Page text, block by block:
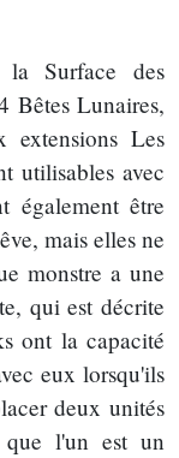
la Surface des
Bêtes Lunaires,
Les
utilisables avec
également être
mais elles ne
monstre a une
qui est décrite
ont la capacité
eux lorsqu'ils
deux unités
que l'un est un